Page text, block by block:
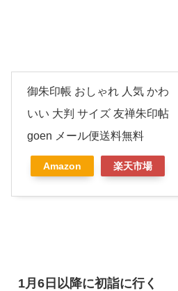
御朱印帳 おしゃれ 人気 かわ
いい 大判 サイズ 友禅朱印帖
goen メール便送料無料
Amazon 楽天市場
1月6日以降に初詣に行く